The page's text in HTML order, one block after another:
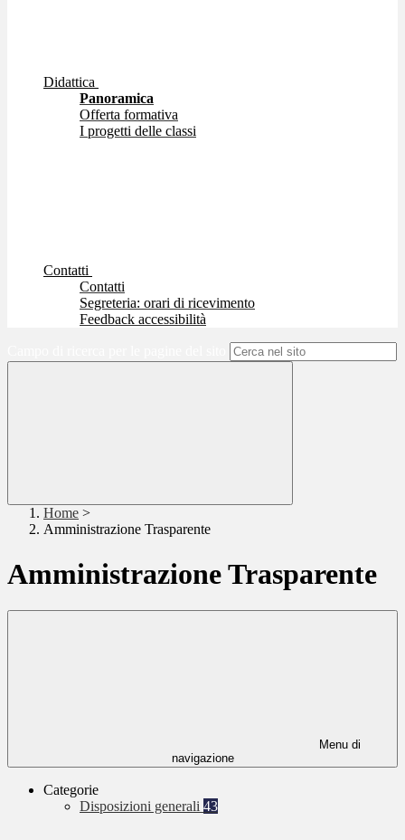
Didattica
Panoramica
Offerta formativa
I progetti delle classi
Contatti
Contatti
Segreteria: orari di ricevimento
Feedback accessibilità
Home >
Amministrazione Trasparente
Amministrazione Trasparente
Menu di
navigazione
Categorie
Disposizioni generali 43